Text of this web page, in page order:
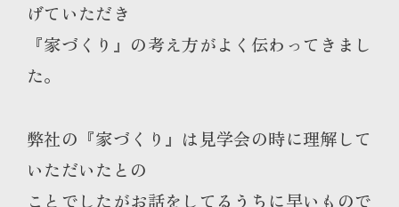
げていただき
『家づくり』の考え方がよく伝わってきまし
た。
弊社の『家づくり』は見学会の時に理解して
いただいたとの
ことでしたがお話をしてるうちに早いもので